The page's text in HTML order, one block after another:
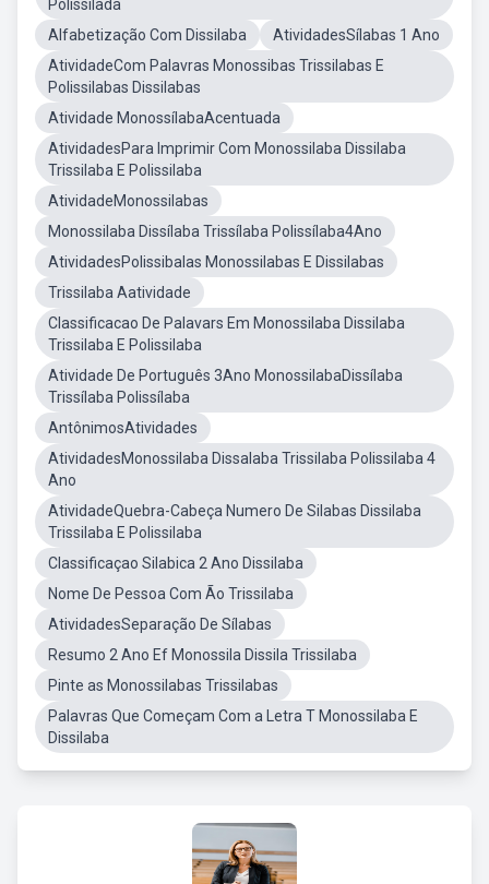
Polissilada
Alfabetização Com Dissilaba
AtividadesSílabas 1 Ano
AtividadeCom Palavras Monossibas Trissilabas E
Polissilabas Dissilabas
Atividade MonossílabaAcentuada
AtividadesPara Imprimir Com Monossilaba Dissilaba
Trissilaba E Polissilaba
AtividadeMonossilabas
Monossilaba Dissílaba Trissílaba Polissílaba4Ano
AtividadesPolissibalas Monossilabas E Dissilabas
Trissilaba Aatividade
Classificacao De Palavars Em Monossilaba Dissilaba
Trissilaba E Polissilaba
Atividade De Português 3Ano MonossilabaDissílaba
Trissílaba Polissílaba
AntônimosAtividades
AtividadesMonossilaba Dissalaba Trissilaba Polissilaba 4
Ano
AtividadeQuebra-Cabeça Numero De Silabas Dissilaba
Trissilaba E Polissilaba
Classificaçao Silabica 2 Ano Dissilaba
Nome De Pessoa Com Ão Trissilaba
AtividadesSeparação De Sílabas
Resumo 2 Ano Ef Monossila Dissila Trissilaba
Pinte as Monossilabas Trissilabas
Palavras Que Começam Com a Letra T Monossilaba E
Dissilaba